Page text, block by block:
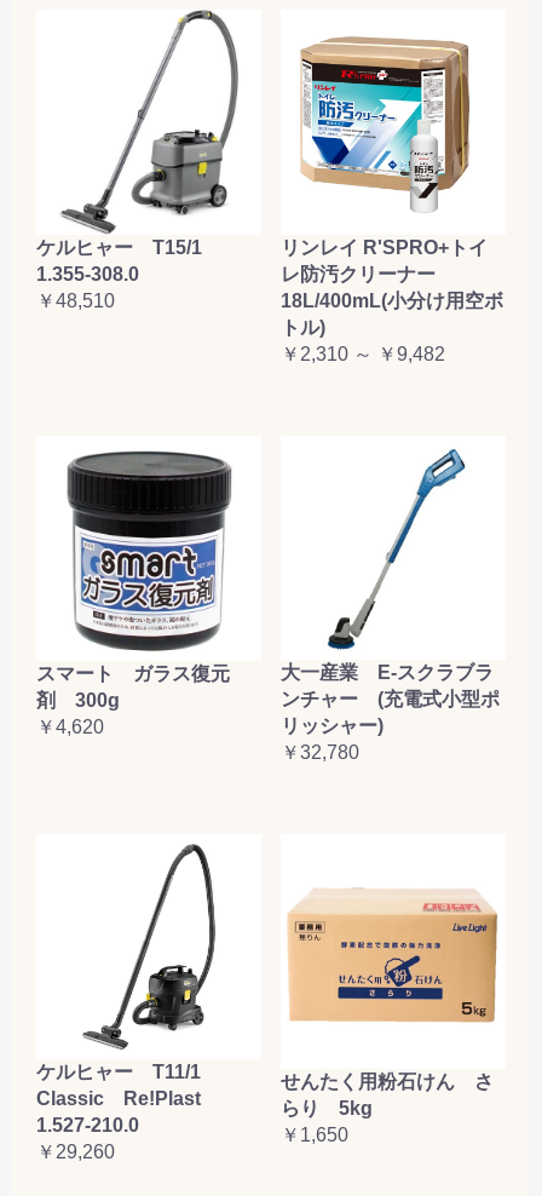
ケルヒャー T15/1
1.355-308.0
￥48,510
リンレイ R'SPRO+トイ
レ防汚クリーナー
18L/400mL(小分け用空ボ
トル)
￥2,310 ～ ￥9,482
スマート ガラス復元
剤 300g
￥4,620
大一産業 E-スクラブラ
ンチャー (充電式小型ポ
リッシャー)
￥32,780
ケルヒャー T11/1
Classic Re!Plast
1.527-210.0
￥29,260
せんたく用粉石けん さ
らり 5kg
￥1,650